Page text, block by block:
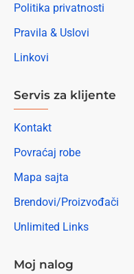
Politika privatnosti
Pravila & Uslovi
Linkovi
Servis za klijente
Kontakt
Povraćaj robe
Mapa sajta
Brendovi/Proizvođači
Unlimited Links
Moj nalog